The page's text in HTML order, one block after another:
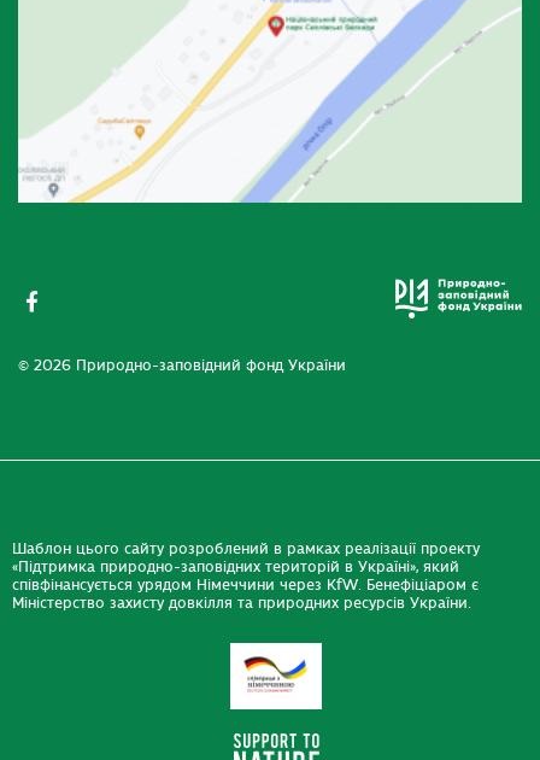
© 2026 Природно-заповідний фонд України
Шаблон цього сайту розроблений в рамках реалізації проекту
«Підтримка природно-заповідних територій в Україні», який
співфінансується урядом Німеччини через KfW. Бенефіціаром є
Міністерство захисту довкілля та природних ресурсів України.